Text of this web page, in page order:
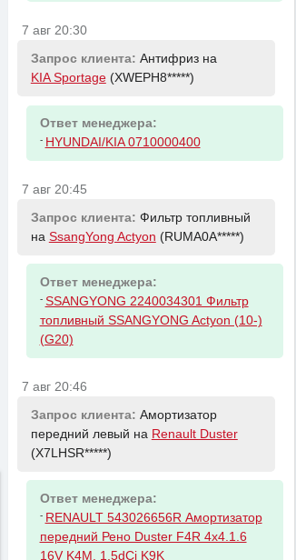
7 авг 20:30
Запрос клиента: Антифриз на
KIA Sportage(XWEPH8*****)
Ответ менеджера:
- HYUNDAI/KIA 0710000400
7 авг 20:45
Запрос клиента: Фильтр топливный
на SsangYong Actyon (RUMA0A*****)
Ответ менеджера:
- SSANGYONG 2240034301 Фильтр
топливный SSANGYONG Actyon (10-)
(G20)
7 авг 20:46
Запрос клиента: Амортизатор
передний левый на Renault Duster
(X7LHSR*****)
Ответ менеджера:
- RENAULT 543026656R Амортизатор
передний Рено Duster F4R 4x4.1.6
16V K4M. 1.5dCi K9K